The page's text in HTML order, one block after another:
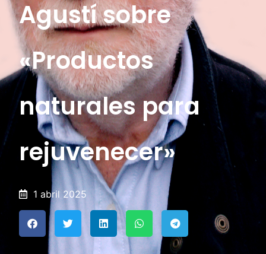
Agustí sobre
«Productos
naturales para
rejuvenecer»
1 abril 2025